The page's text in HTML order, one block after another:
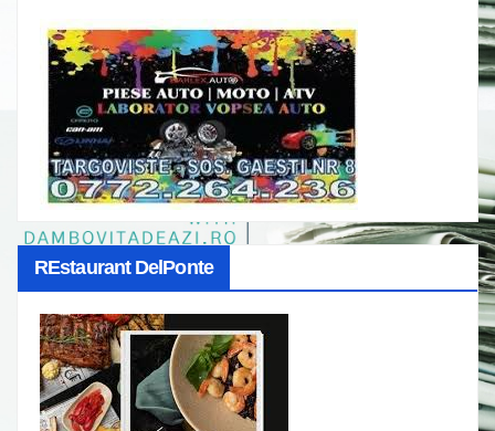
REstaurant DelPonte